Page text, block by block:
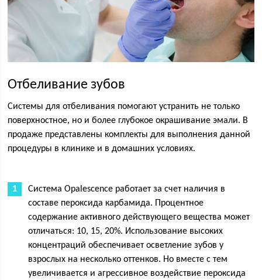
Отбеливание зубов
Системы для отбеливания помогают устранить не только
поверхностное, но и более глубокое окрашивание эмали. В
продаже представлены комплекты для выполнения данной
процедуры в клинике и в домашних условиях.
Система Opalescence работает за счет наличия в
составе пероксида карбамида. Процентное
содержание активного действующего вещества может
отличаться: 10, 15, 20%. Использование высоких
концентраций обеспечивает осветление зубов у
взрослых на несколько оттенков. Но вместе с тем
увеличивается и агрессивное воздействие пероксида